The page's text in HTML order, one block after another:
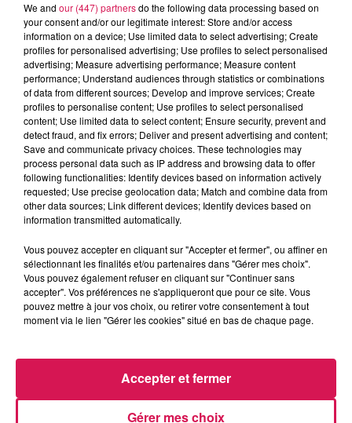
Canal fm
Geoffrey Deloux
La Ligne des Auditeurs
0:00 3 min 52 sec
28 mai 2025 - 3 min 52 sec
28.05.2025 - FAIRE COHABITER UN JEUNE ET UN
Revivez les meilleurs moments de la Ligne des Auditeurs
We and our (447) partnersdo the following data processing based on
your consent and/or our legitimate interest: Store and/or access
information on a device; Use limited data to select advertising; Create
profiles for personalised advertising; Use profiles to select personalised
advertising; Measure advertising performance; Measure content
performance; Understand audiences through statistics or combinations
of data from different sources; Develop and improve services; Create
profiles to personalise content; Use profiles to select personalised
content; Use limited data to select content; Ensure security, prevent and
detect fraud, and fix errors; Deliver and present advertising and content;
Save and communicate privacy choices. These technologies may
process personal data such as IP address and browsing data to offer
following functionalities: Identify devices based on information actively
requested; Use precise geolocation data; Match and combine data from
other data sources; Link different devices; Identify devices based on
information transmitted automatically.
Vous pouvez accepter en cliquant sur "Accepter et fermer", ou affiner en
sélectionnant les finalités et/ou partenaires dans "Gérer mes choix".
Vous pouvez également refuser en cliquant sur "Continuer sans
accepter". Vos préférences ne s'appliqueront que pour ce site. Vous
pouvez mettre à jour vos choix, ou retirer votre consentement à tout
moment via le lien "Gérer les cookies" situé en bas de chaque page.
Gérer mes choix
Accepter et fermer